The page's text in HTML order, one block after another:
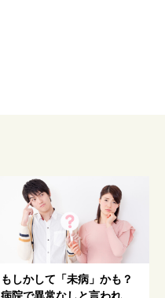
もしかして「未病」かも？
病院で異常なしと言われた